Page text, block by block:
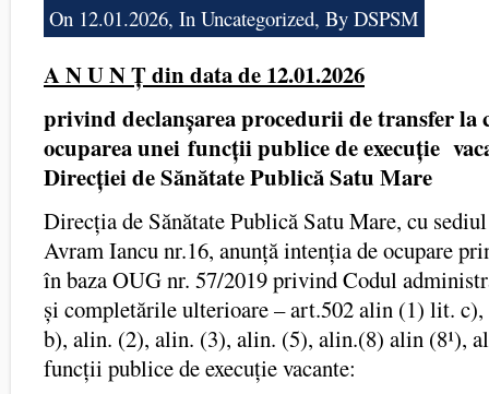
On 12.01.2026, In Uncategorized, By DSPSM
A N U N Ț din data de 12.01.2026
privind declanșarea procedurii de transfer la
ocuparea unei funcții publice de execuție
Direcției de Sănătate Publică Satu Mare
Direcția de Sănătate Publică Satu Mare, cu
Avram Iancu nr.16, anunță intenția de ocupare
în baza OUG nr. 57/2019 privind Codul
și completările ulterioare – art.502 alin (1) lit.
b), alin. (2), alin. (3), alin. (5), alin.(8) alin (8¹),
funcții publice de execuție vacante: